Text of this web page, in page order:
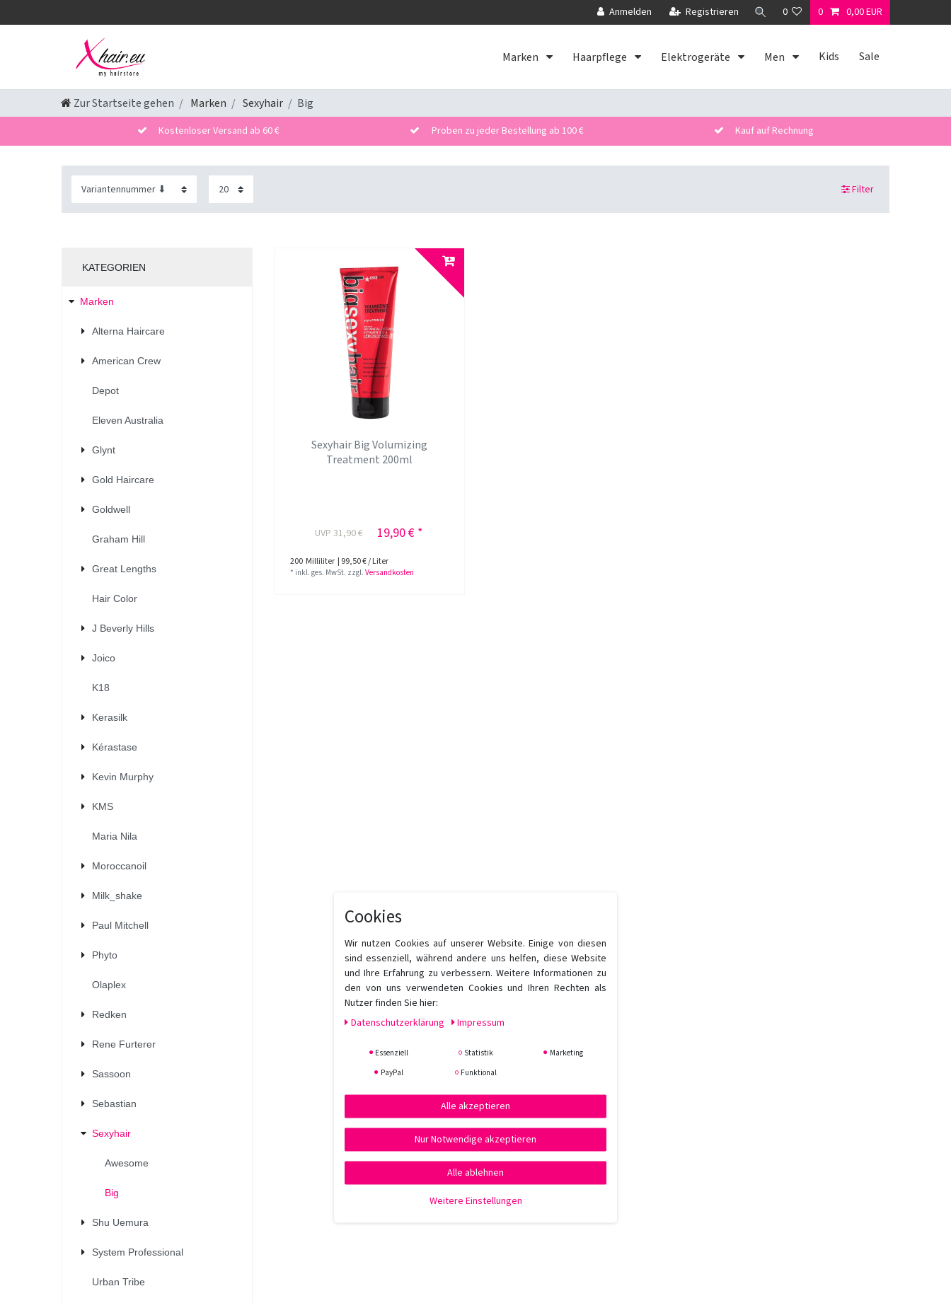
Anmelden Registrieren 0 0 0,00 EUR
Marken Haarpflege Elektrogeräte Men Kids Sale
Zur Startseite gehen Marken Sexyhair Big
Kostenloser Versand ab 60 € Proben zu jeder Bestellung ab 100 € Kauf auf Rechnung
Filter
KATEGORIEN
Marken
Alterna Haircare
American Crew
Depot
Eleven Australia
Glynt
Gold Haircare
Goldwell
Graham Hill
Great Lengths
Hair Color
J Beverly Hills
Joico
K18
Kerasilk
Kérastase
Kevin Murphy
KMS
Maria Nila
Moroccanoil
Milk_shake
Paul Mitchell
Phyto
Olaplex
Redken
Rene Furterer
Sassoon
Sebastian
Sexyhair
Awesome
Big
Shu Uemura
System Professional
Urban Tribe
Sexyhair Big Volumizing
Treatment 200ml
UVP 31,90 € 19,90 € *
200 Milliliter | 99,50 € / Liter
* inkl. ges. MwSt. zzgl.Versandkosten
Cookies
Wir nutzen Cookies auf unserer Website. Einige von diesen
sind essenziell, während andere uns helfen, diese Website
und Ihre Erfahrung zu verbessern. Weitere Informationen zu
den von uns verwendeten Cookies und Ihren Rechten als
Nutzer finden Sie hier:
Daten­schutz­erklärung
Impressum
Essenziell Statistik
Marketing
PayPal
Funktional
Alle akzeptieren
Nur Notwendige akzeptieren
Alle ablehnen
Weitere Einstellungen